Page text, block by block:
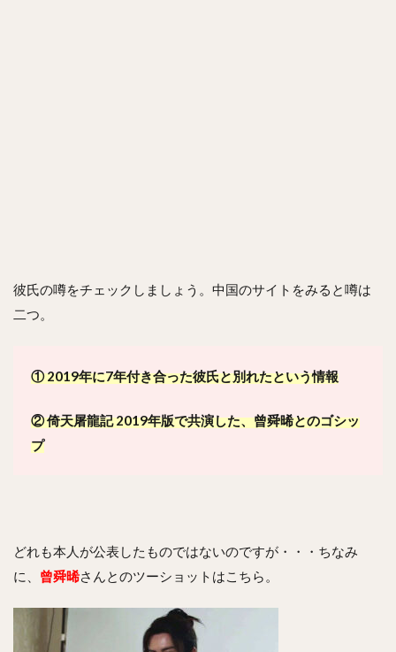
彼氏の噂をチェックしましょう。中国のサイトをみると噂は
二つ。
① 2019年に7年付き合った彼氏と別れたという情報
② 倚天屠龍記 2019年版で共演した、曾舜晞とのゴシッ
プ
どれも本人が公表したものではないのですが・・・ちなみ
に、 曾舜晞さんとのツーショットはこちら。